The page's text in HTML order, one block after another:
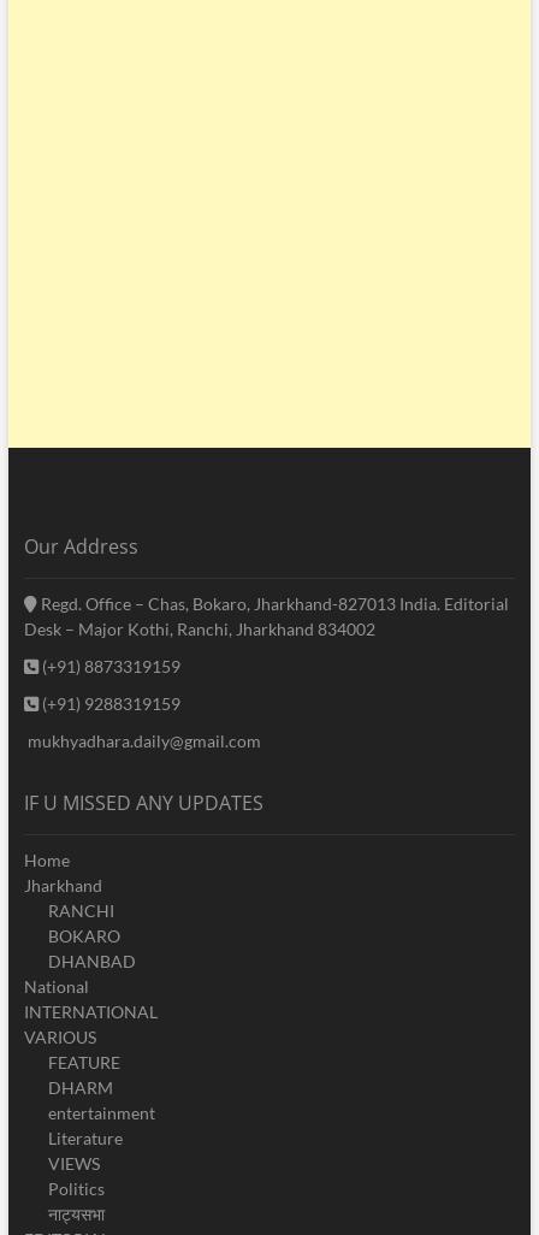
Our Address
Regd. Office – Chas, Bokaro, Jharkhand-827013 India. Editorial
Desk – Major Kothi, Ranchi, Jharkhand 834002
(+91) 8873319159
(+91) 9288319159
mukhyadhara.daily@gmail.com
IF U MISSED ANY UPDATES
Home
Jharkhand
RANCHI
BOKARO
DHANBAD
National
INTERNATIONAL
VARIOUS
FEATURE
DHARM
entertainment
Literature
VIEWS
Politics
नाट्यसभा